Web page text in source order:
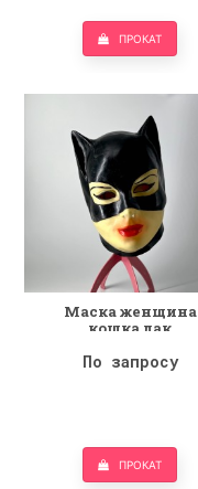
ПРОКАТ
Маска женщина
кошка лак
По запросу
ПРОКАТ